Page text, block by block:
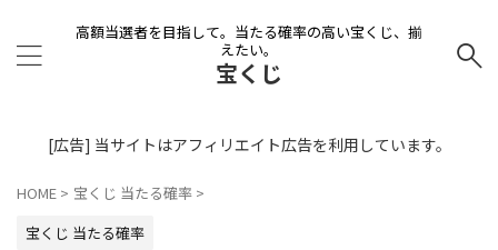
高額当選者を目指して。当たる確率の高い宝くじ、揃
えたい。
宝くじ
[広告] 当サイトはアフィリエイト広告を利用しています。
HOME > 宝くじ 当たる確率 >
宝くじ 当たる確率